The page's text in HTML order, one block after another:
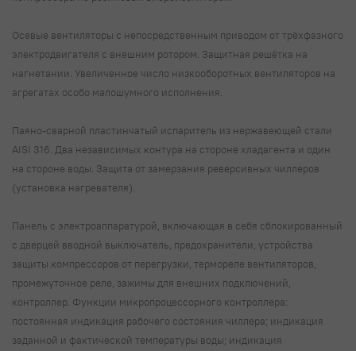
Осевые вентиляторы с непосредственным приводом от трёхфазного
электродвигателя с внешним ротором. Защитная решётка на
нагнетании. Увеличенное число низкооборотных вентиляторов на
агрегатах особо малошумного исполнения.
Паяно-сварной пластинчатый испаритель из нержавеющей стали
AISI 316. Два независимых контура на стороне хладагента и один
на стороне воды. Защита от замерзания реверсивных чиллеров
(установка нагревателя).
Панель с электроаппаратурой, включающая в себя сблокированный
с дверцей вводной выключатель, предохранители, устройства
защиты компрессоров от перегрузки, термореле вентиляторов,
промежуточное реле, зажимы для внешних подключений,
контроллер. Функции микропроцессорного контроллера:
постоянная индикация рабочего состояния чиллера; индикация
заданной и фактической температуры воды; индикация